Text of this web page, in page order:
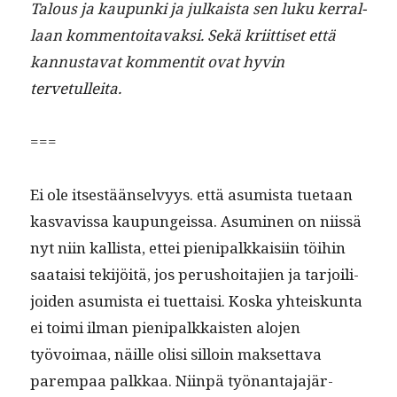
Talous ja kaupun­ki ja julka­ista sen luku ker­ral­
laan kom­men­toitavak­si. Sekä kri­it­tiset että
kan­nus­ta­vat kom­men­tit ovat hyvin
tervetulleita.
===
Ei ole itses­tään­selvyys. että asum­ista tue­taan
kas­vavis­sa kaupungeis­sa. Asum­i­nen on niis­sä
nyt niin kallista, ettei pieni­palkkaisi­in töi­hin
saataisi tek­i­jöitä, jos perushoita­jien ja tar­joil­i­
joiden asum­ista ei tuet­taisi. Kos­ka yhteiskun­ta
ei toi­mi ilman pieni­palkkaisten alo­jen
työvoimaa, näille olisi sil­loin mak­set­ta­va
parem­paa palkkaa. Niin­pä työ­nan­ta­ja­jär­